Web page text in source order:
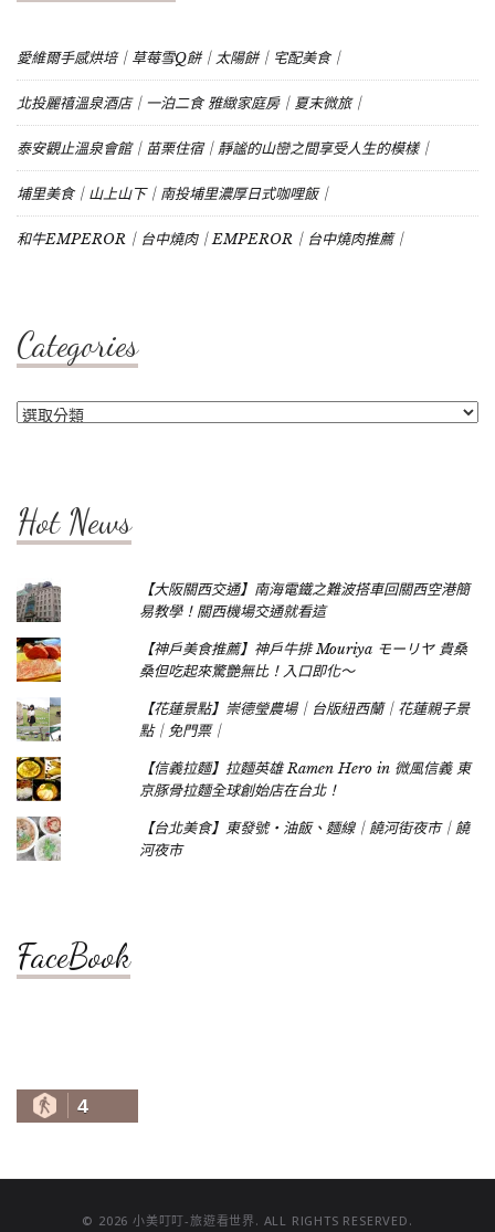
愛維爾手感烘培｜草莓雪Q餅｜太陽餅｜宅配美食｜
北投麗禧溫泉酒店｜一泊二食 雅緻家庭房｜夏末微旅｜
泰安觀止溫泉會館｜苗栗住宿｜靜謐的山巒之間享受人生的模樣｜
埔里美食｜山上山下｜南投埔里濃厚日式咖哩飯｜
和牛EMPEROR｜台中燒肉｜EMPEROR｜台中燒肉推薦｜
Categories
Categories
Hot News
【大阪關西交通】南海電鐵之難波搭車回關西空港簡
易教學！關西機場交通就看這
【神戶美食推薦】神戶牛排 Mouriya モーリヤ 貴桑
桑但吃起來驚艷無比！入口即化～
【花蓮景點】崇德瑩農場｜台版紐西蘭｜花蓮親子景
點｜免門票｜
【信義拉麵】拉麵英雄 Ramen Hero in 微風信義 東
京豚骨拉麵全球創始店在台北！
【台北美食】東發號‧油飯、麵線｜饒河街夜市｜饒
河夜市
FaceBook
4
© 2026 小美叮叮-旅遊看世界. ALL RIGHTS RESERVED.